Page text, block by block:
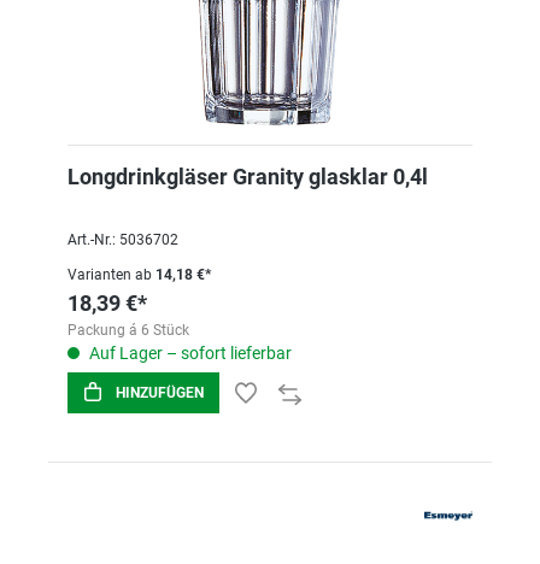
Longdrinkgläser Granity glasklar 0,4l
Art.-Nr.: 5036702
Varianten ab 14,18 €*
18,39 €*
Packung á 6 Stück
Auf Lager – sofort lieferbar
HINZUFÜGEN